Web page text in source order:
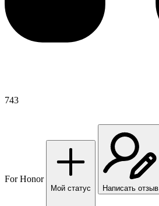
743
For Honor
Мой статус Написать отзыв